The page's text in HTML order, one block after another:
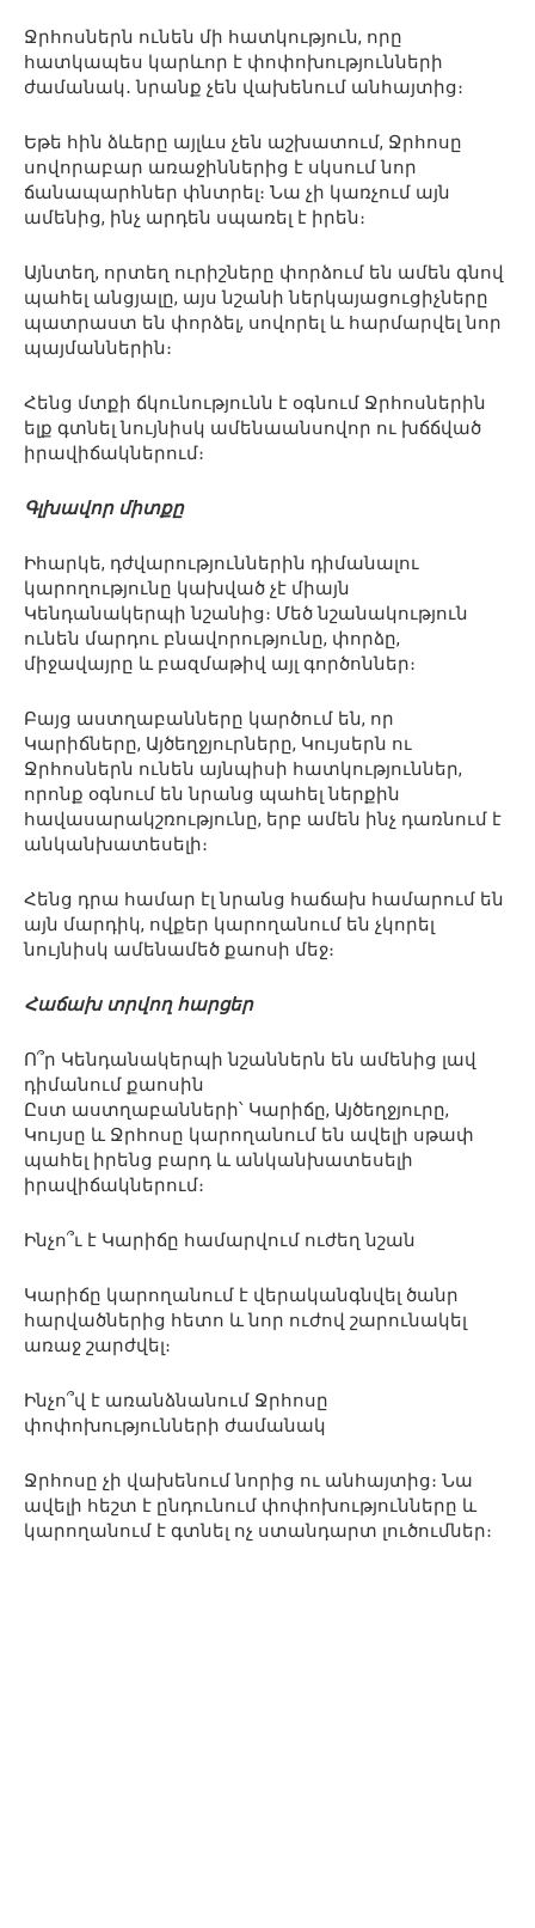
Ջրհոսներն ունեն մի հատկություն, որը
հատկապես կարևոր է փոփոխությունների
ժամանակ․ նրանք չեն վախենում անհայտից։
Եթե հին ձևերը այլևս չեն աշխատում, Ջրհոսը
սովորաբար առաջիններից է սկսում նոր
ճանապարհներ փնտրել։ Նա չի կառչում այն
ամենից, ինչ արդեն սպառել է իրեն։
Այնտեղ, որտեղ ուրիշները փորձում են ամեն գնով
պահել անցյալը, այս նշանի ներկայացուցիչները
պատրաստ են փորձել, սովորել և հարմարվել նոր
պայմաններին։
Հենց մտքի ճկունությունն է օգնում Ջրհոսներին
ելք գտնել նույնիսկ ամենաանսովոր ու խճճված
իրավիճակներում։
Գլխավոր միտքը
Իհարկե, դժվարություններին դիմանալու
կարողությունը կախված չէ միայն
Կենդանակերպի նշանից։ Մեծ նշանակություն
ունեն մարդու բնավորությունը, փորձը,
միջավայրը և բազմաթիվ այլ գործոններ։
Բայց աստղաբանները կարծում են, որ
Կարիճները, Այծեղջյուրները, Կույսերն ու
Ջրհոսներն ունեն այնպիսի հատկություններ,
որոնք օգնում են նրանց պահել ներքին
հավասարակշռությունը, երբ ամեն ինչ դառնում է
անկանխատեսելի։
Հենց դրա համար էլ նրանց հաճախ համարում են
այն մարդիկ, ովքեր կարողանում են չկորել
նույնիսկ ամենամեծ քաոսի մեջ։
Հաճախ տրվող հարցեր
Ո՞ր Կենդանակերպի նշաններն են ամենից լավ
դիմանում քաոսին
Ըստ աստղաբանների՝ Կարիճը, Այծեղջյուրը,
Կույսը և Ջրհոսը կարողանում են ավելի սթափ
պահել իրենց բարդ և անկանխատեսելի
իրավիճակներում։
Ինչո՞ւ է Կարիճը համարվում ուժեղ նշան
Կարիճը կարողանում է վերականգնվել ծանր
հարվածներից հետո և նոր ուժով շարունակել
առաջ շարժվել։
Ինչո՞վ է առանձնանում Ջրհոսը
փոփոխությունների ժամանակ
Ջրհոսը չի վախենում նորից ու անհայտից։ Նա
ավելի հեշտ է ընդունում փոփոխությունները և
կարողանում է գտնել ոչ ստանդարտ լուծումներ։